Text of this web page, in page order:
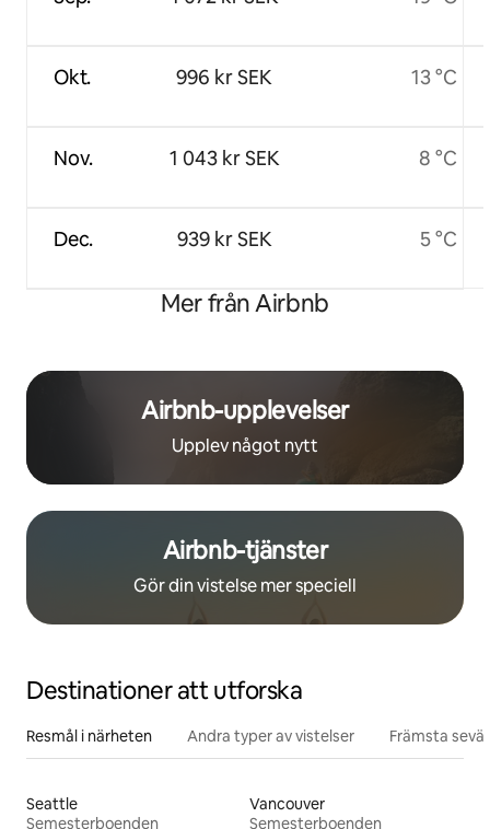
Okt.
Nov.
Dec.
996 kr SEK
1 043 kr SEK
939 kr SEK
13 °C
8 °C
5 °C
Mer från Airbnb
Airbnb-upplevelser
Upplev något nytt
Airbnb-tjänster
Gör din vistelse mer speciell
Destinationer att utforska
Resmål i närheten Andra typer av vistelser Främsta
Seattle
Semesterboenden
Vancouver
Semesterboenden